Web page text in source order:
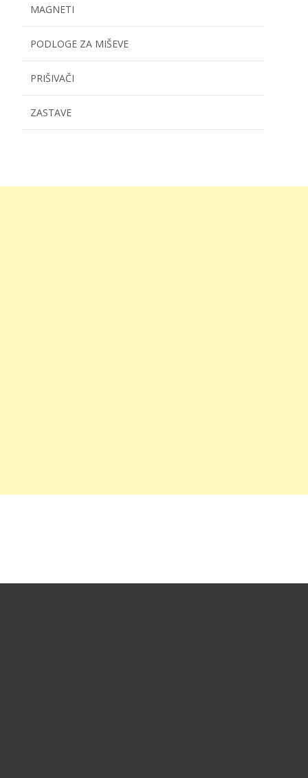
MAGNETI
PODLOGE ZA MIŠEVE
PRIŠIVAČI
ZASTAVE